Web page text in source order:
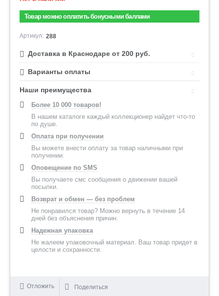
Товар можно оплатить бонусными баллами
Артикул: 288
Доставка в Краснодаре от 200 руб.
Варианты оплаты
Наши преимущества
Более 10 000 товаров!
В нашем каталоге каждый коллекционер найдет что-то
по душе.
Оплата при получении
Вы можете внести оплату за товар наличными при
получении.
Оповещение по SMS
Вы получаете смс сообщения о движении вашей
посылки.
Возврат и обмен — без проблем
Не понравился товар? Можно вернуть в течение 14
дней без объяснения причин.
Надежная упаковка
Не жалеем упаковочный материал. Ваш товар придет в
целости и сохранности.
Отложить Поделиться